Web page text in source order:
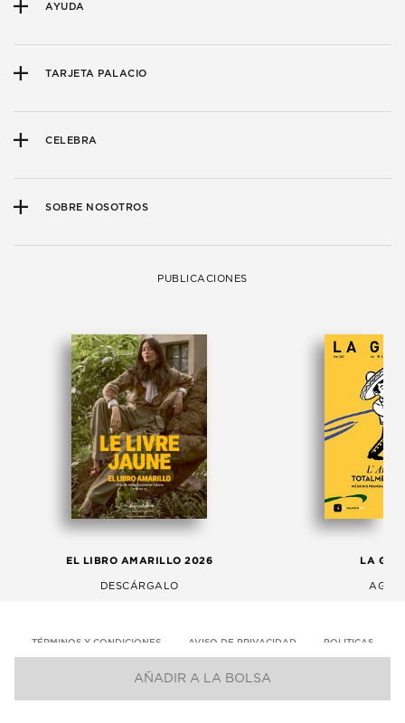
AÑADIR A LA BOLSA
AYUDA
TARJETA PALACIO
CELEBRA
SOBRE NOSOTROS
PUBLICACIONES
EL LIBRO AMARILLO 2026
DESCÁRGALO
LA
TÉRMINOS Y CONDICIONES AVISO DE PRIVACIDAD POLITICAS